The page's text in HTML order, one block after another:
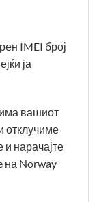
IMEI број
ја
има вашиот
отклучиме
и нарачајте
на Norway